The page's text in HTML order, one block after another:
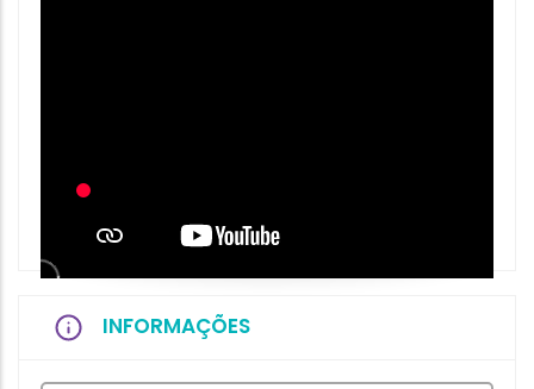
INFORMAÇÕES